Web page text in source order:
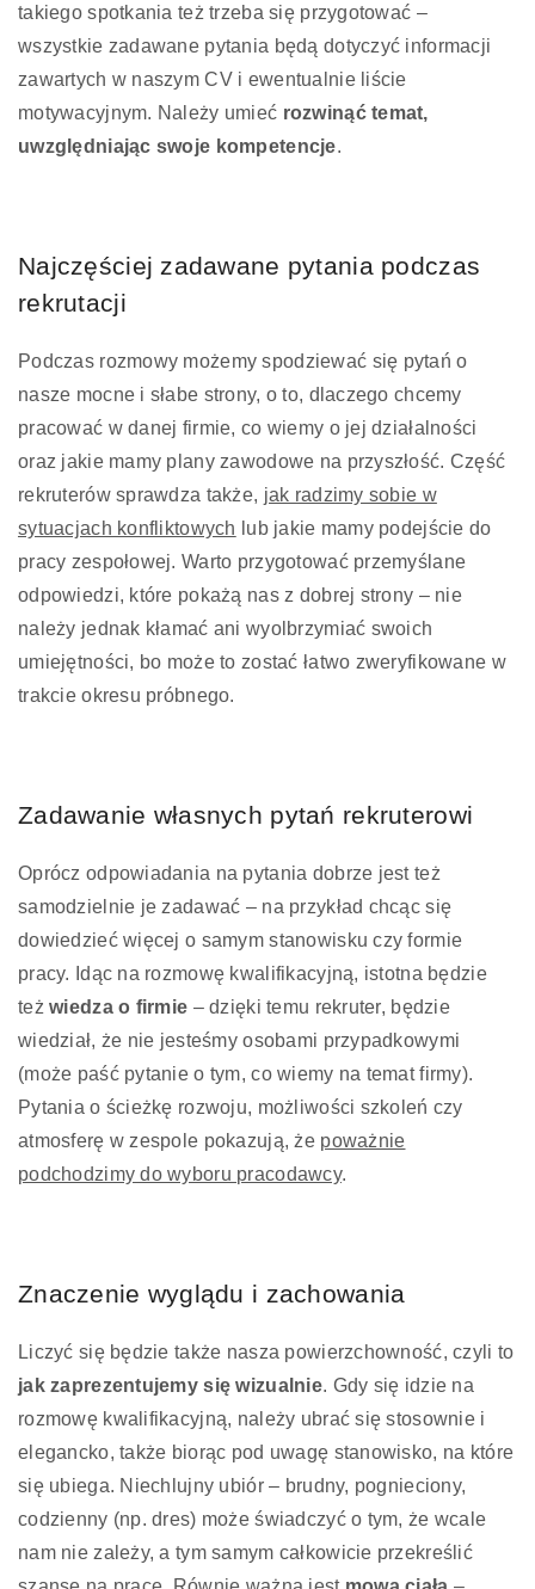
takiego spotkania też trzeba się przygotować –
wszystkie zadawane pytania będą dotyczyć informacji
zawartych w naszym CV i ewentualnie liście
motywacyjnym. Należy umieć rozwinąć temat,
uwzględniając swoje kompetencje.
Najczęściej zadawane pytania podczas
rekrutacji
Podczas rozmowy możemy spodziewać się pytań o
nasze mocne i słabe strony, o to, dlaczego chcemy
pracować w danej firmie, co wiemy o jej działalności
oraz jakie mamy plany zawodowe na przyszłość. Część
rekruterów sprawdza także, jak radzimy sobie w
sytuacjach konfliktowych
lub jakie mamy podejście do
pracy zespołowej. Warto przygotować przemyślane
odpowiedzi, które pokażą nas z dobrej strony – nie
należy jednak kłamać ani wyolbrzymiać swoich
umiejętności, bo może to zostać łatwo zweryfikowane w
trakcie okresu próbnego.
Zadawanie własnych pytań rekruterowi
Oprócz odpowiadania na pytania dobrze jest też
samodzielnie je zadawać – na przykład chcąc się
dowiedzieć więcej o samym stanowisku czy formie
pracy. Idąc na rozmowę kwalifikacyjną, istotna będzie
teżwiedza o firmie – dzięki temu rekruter, będzie
wiedział, że nie jesteśmy osobami przypadkowymi
(może paść pytanie o tym, co wiemy na temat firmy).
Pytania o ścieżkę rozwoju, możliwości szkoleń czy
atmosferę w zespole pokazują, że poważnie
podchodzimy do wyboru pracodawcy.
Znaczenie wyglądu i zachowania
Liczyć się będzie także nasza powierzchowność, czyli to
jak zaprezentujemy się wizualnie. Gdy się idzie na
rozmowę kwalifikacyjną, należy ubrać się stosownie i
elegancko, także biorąc pod uwagę stanowisko, na które
się ubiega. Niechlujny ubiór – brudny, pognieciony,
codzienny (np. dres) może świadczyć o tym, że wcale
nam nie zależy, a tym samym całkowicie przekreślić